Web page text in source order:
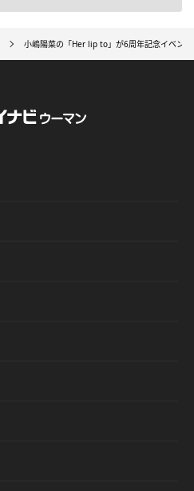
小嶋陽菜の「Her lip to」が6周年記念イベン